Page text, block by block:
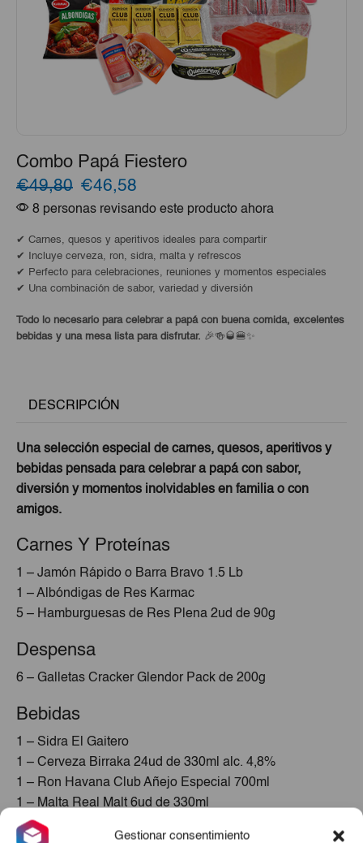
Gestionar consentimiento
Combo Papá Fiestero
€49,80 El
precio
original
era:
€49,80.
€46,58
precio
actual
es:
€46,58.
8 personas revisando este producto ahora
✔ Carnes, quesos y aperitivos ideales para compartir
✔ Incluye cerveza, ron, sidra, malta y refrescos
✔ Perfecto para celebraciones, reuniones y momentos especiales
✔ Una combinación de sabor, variedad y diversión
Todo lo necesario para celebrar a papá con buena comida, excelentes
bebidas y una mesa lista para disfrutar. 🎉🍻🥃🍔✨
DESCRIPCIÓN
Una selección especial de carnes, quesos, aperitivos y
bebidas pensada para celebrar a papá con sabor,
diversión y momentos inolvidables en familia o con
amigos.
Carnes Y Proteínas
1 – Jamón Rápido o Barra Bravo 1.5 Lb
1 – Albóndigas de Res Karmac
5 – Hamburguesas de Res Plena 2ud de 90g
Despensa
6 – Galletas Cracker Glendor Pack de 200g
Bebidas
1 – Sidra El Gaitero
1 – Cerveza Birraka 24ud de 330ml alc. 4,8%
1 – Ron Havana Club Añejo Especial 700ml
1 – Malta Real Malt 6ud de 330ml
1 – Refresco Gaseado Santa Cola 6ud